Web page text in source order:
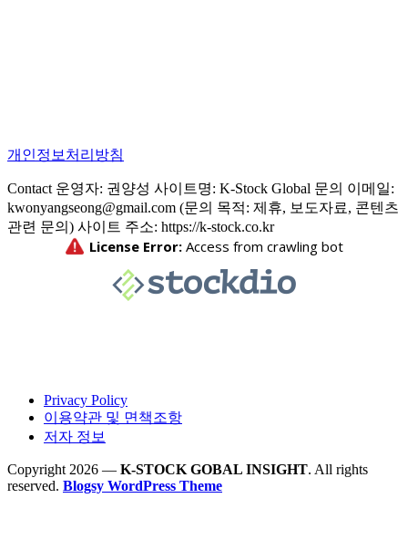
개인정보처리방침
Contact 운영자: 권양성 사이트명: K-Stock Global 문의 이메일:
kwonyangseong@gmail.com (문의 목적: 제휴, 보도자료, 콘텐츠
관련 문의) 사이트 주소: https://k-stock.co.kr
Privacy Policy
이용약관 및 면책조항
저자 정보
Copyright 2026 — K-STOCK GOBAL INSIGHT. All rights
reserved. Blogsy WordPress Theme